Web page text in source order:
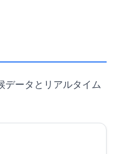
データとリアルタイム